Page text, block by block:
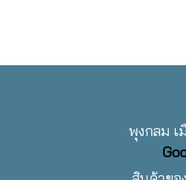
พุงกลม เ